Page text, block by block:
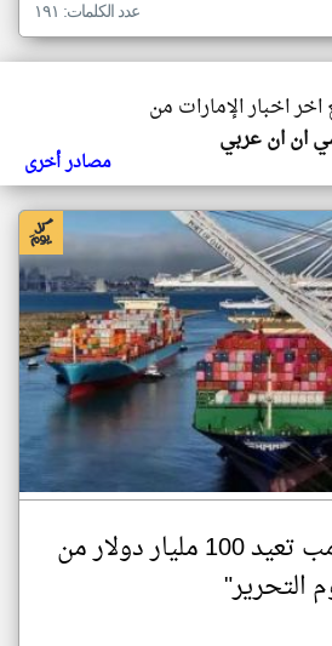
عدد الكلمات: ١٩١
اخر اخبار الإمارات من
ان ان عربي
مصادر أخرى
إدارة ترامب تعيد 100 مليار دولار من
التحرير"